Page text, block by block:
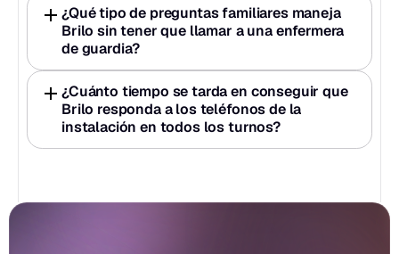
¿Qué tipo de preguntas familiares maneja
Brilo sin tener que llamar a una enfermera
de guardia?
¿Cuánto tiempo se tarda en conseguir que
Brilo responda a los teléfonos de la
instalación en todos los turnos?